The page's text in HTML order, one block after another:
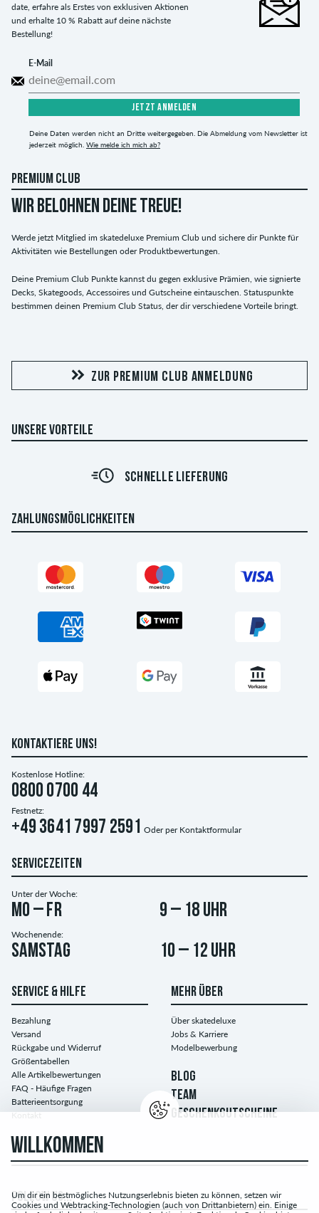
date, erfahre als Erstes von exklusiven Aktionen
und erhalte 10 % Rabatt auf deine nächste
Bestellung!
E-Mail
JETZT ANMELDEN
Deine Daten werden nicht an Dritte weitergegeben. Die Abmeldung vom Newsletter ist
jederzeit möglich. Wie melde ich mich ab?
PREMIUM CLUB
WIR BELOHNEN DEINE TREUE!
Werde jetzt Mitglied im skatedeluxe Premium Club und sichere dir Punkte für
Aktivitäten wie Bestellungen oder Produktbewertungen.
Deine Premium Club Punkte kannst du gegen exklusive Prämien, wie signierte
Decks, Skategoods, Accessoires und Gutscheine eintauschen. Statuspunkte
bestimmen deinen Premium Club Status, der dir verschiedene Vorteile bringt.
ZUR PREMIUM CLUB ANMELDUNG
UNSERE VORTEILE
SCHNELLE LIEFERUNG
ZAHLUNGSMÖGLICHKEITEN
KONTAKTIERE UNS!
Kostenlose Hotline:
0800 0700 44
Festnetz:
+49 3641 7997 2591 Oder per Kontaktformular
SERVICEZEITEN
Unter der Woche:
Mo – Fr 9 – 18 Uhr
Wochenende:
Samstag 10 – 12 Uhr
SERVICE & HILFE
Bezahlung
Versand
Rückgabe und Widerruf
Größentabellen
Alle Artikelbewertungen
FAQ - Häufige Fragen
Batterieentsorgung
Kontakt
MEHR ÜBER
Über skatedeluxe
Jobs & Karriere
Modelbewerbung
BLOG
TEAM
GESCHENKGUTSCHEINE
FOLLOW US...
WILLKOMMEN
Um dir ein bestmögliches Nutzungserlebnis bieten zu können, setzen wir
Cookies und Webtracking-Technologien (auch von Drittanbietern) ein. Einige